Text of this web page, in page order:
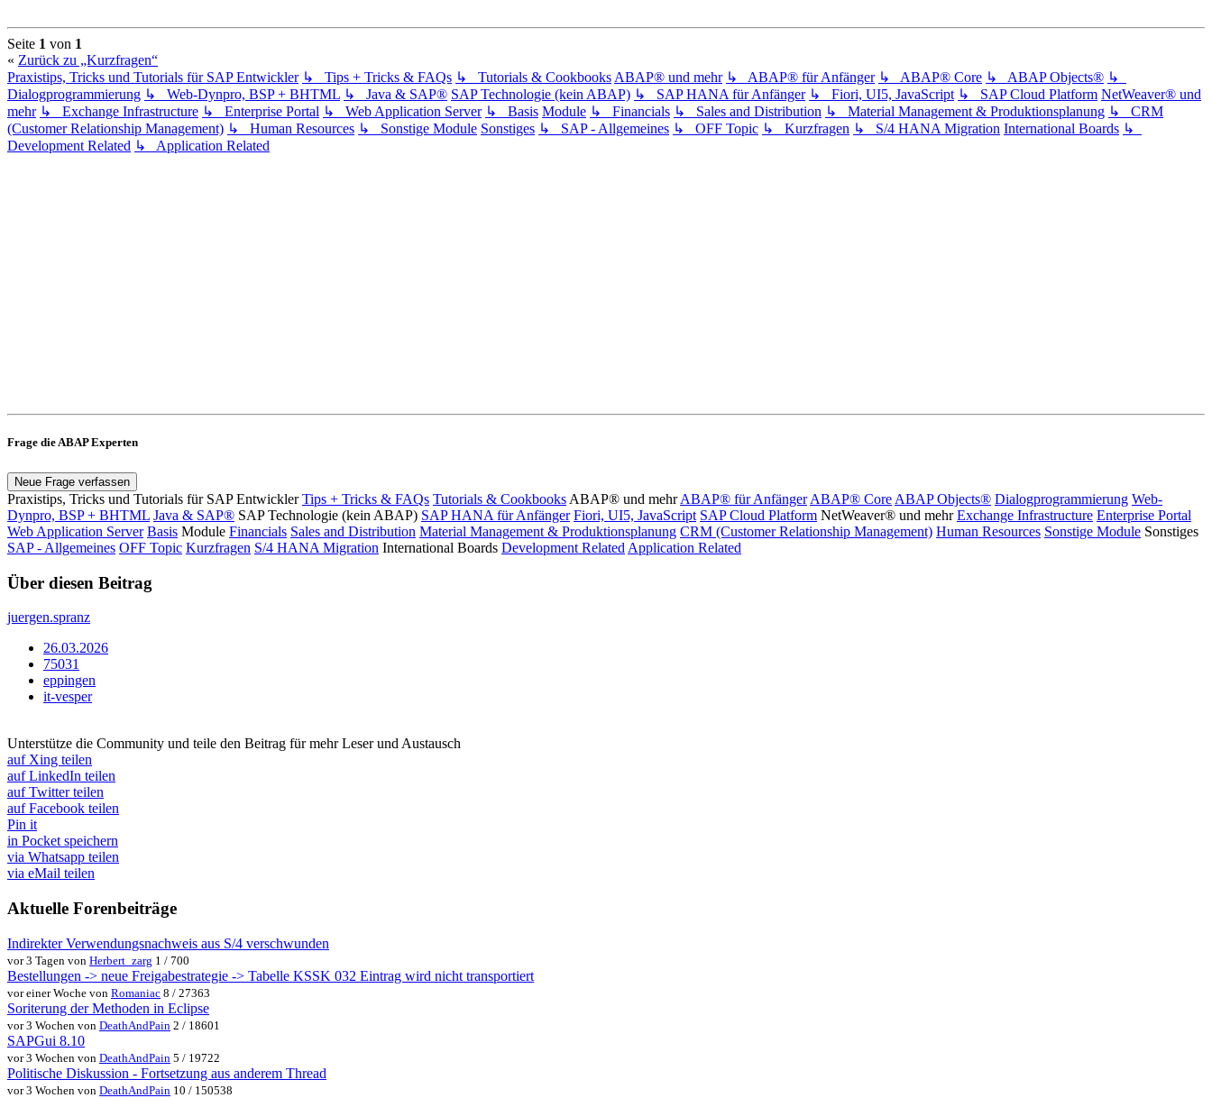
Seite 1 von 1
« Zurück zu „Kurzfragen“
Praxistips, Tricks und Tutorials für SAP Entwickler ↳ Tips + Tricks & FAQs ↳ Tutorials & Cookbooks ABAP® und mehr ↳ ABAP® für Anfänger ↳ ABAP® Core ↳ ABAP Objects® ↳
Dialogprogrammierung ↳ Web-Dynpro, BSP + BHTML ↳ Java & SAP® SAP Technologie (kein ABAP) ↳ SAP HANA für Anfänger ↳ Fiori, UI5, JavaScript ↳ SAP Cloud Platform NetWeaver® und
mehr ↳ Exchange Infrastructure ↳ Enterprise Portal ↳ Web Application Server ↳ Basis Module ↳ Financials ↳ Sales and Distribution ↳ Material Management & Produktionsplanung ↳ CRM
(Customer Relationship Management) ↳ Human Resources ↳ Sonstige Module Sonstiges ↳ SAP - Allgemeines ↳ OFF Topic ↳ Kurzfragen ↳ S/4 HANA Migration International Boards ↳
Development Related ↳ Application Related
Frage die ABAP Experten
Neue Frage verfassen
Praxistips, Tricks und Tutorials für SAP Entwickler Tips + Tricks & FAQs Tutorials & Cookbooks ABAP® und mehr ABAP® für Anfänger ABAP® Core ABAP Objects® Dialogprogrammierung Web-
Dynpro, BSP + BHTML Java & SAP® SAP Technologie (kein ABAP) SAP HANA für Anfänger Fiori, UI5, JavaScript SAP Cloud Platform NetWeaver® und mehr Exchange Infrastructure Enterprise Portal
Web Application Server Basis Module Financials Sales and Distribution Material Management & Produktionsplanung CRM (Customer Relationship Management) Human Resources Sonstige Module Sonstiges
SAP - Allgemeines OFF Topic Kurzfragen S/4 HANA Migration International Boards Development Related Application Related
Über diesen Beitrag
juergen.spranz
26.03.2026
75031
eppingen
it-vesper
Unterstütze die Community und teile den Beitrag für mehr Leser und Austausch
auf Xing teilen
auf LinkedIn teilen
auf Twitter teilen
auf Facebook teilen
Pin it
in Pocket speichern
via Whatsapp teilen
via eMail teilen
Aktuelle Forenbeiträge
Indirekter Verwendungsnachweis aus S/4 verschwunden
vor 3 Tagen von Herbert_zarg 1 / 700
Bestellungen -> neue Freigabestrategie -> Tabelle KSSK 032 Eintrag wird nicht transportiert
vor einer Woche von Romaniac 8 / 27363
Soriterung der Methoden in Eclipse
vor 3 Wochen von DeathAndPain 2 / 18601
SAPGui 8.10
vor 3 Wochen von DeathAndPain 5 / 19722
Politische Diskussion - Fortsetzung aus anderem Thread
vor 3 Wochen von DeathAndPain 10 / 150538